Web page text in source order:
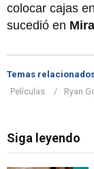
colocar cajas
sucedió en
Temas
Películas
Ryan
Siga leyendo